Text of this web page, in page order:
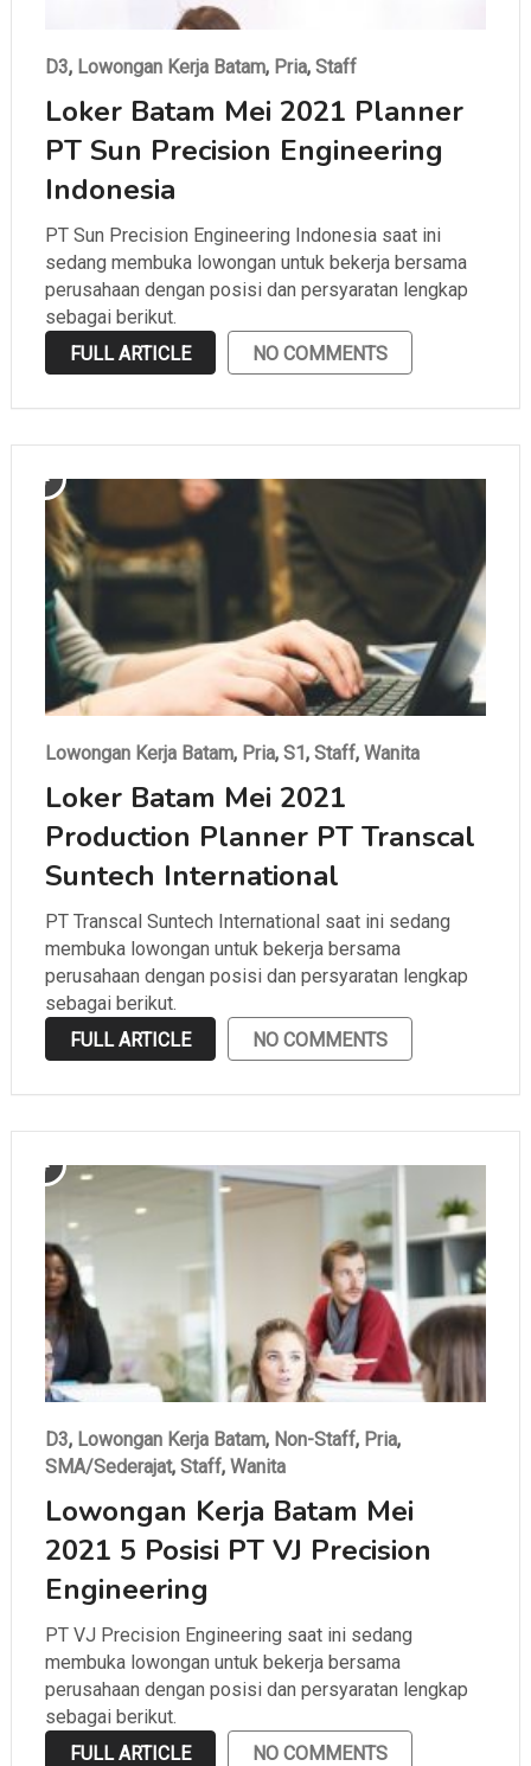
D3, Lowongan Kerja Batam, Pria, Staff
Loker Batam Mei 2021 Planner
PT Sun Precision Engineering
Indonesia
PT Sun Precision Engineering Indonesia saat ini
sedang membuka lowongan untuk bekerja bersama
perusahaan dengan posisi dan persyaratan lengkap
sebagai berikut.
FULL ARTICLE
NO COMMENTS
Lowongan Kerja Batam, Pria, S1, Staff, Wanita
Loker Batam Mei 2021
Production Planner PT Transcal
Suntech International
PT Transcal Suntech International saat ini sedang
membuka lowongan untuk bekerja bersama
perusahaan dengan posisi dan persyaratan lengkap
sebagai berikut.
FULL ARTICLE
NO COMMENTS
D3, Lowongan Kerja Batam, Non-Staff, Pria,
SMA/Sederajat, Staff, Wanita
Lowongan Kerja Batam Mei
2021 5 Posisi PT VJ Precision
Engineering
PT VJ Precision Engineering saat ini sedang
membuka lowongan untuk bekerja bersama
perusahaan dengan posisi dan persyaratan lengkap
sebagai berikut.
FULL ARTICLE
NO COMMENTS